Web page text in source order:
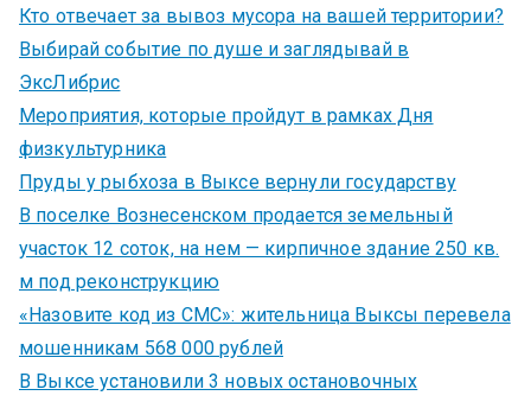
Кто отвечает за вывоз мусора на вашей территории?
Выбирай событие по душе и заглядывай в
ЭксЛибрис
Мероприятия, которые пройдут в рамках Дня
физкультурника
Пруды у рыбхоза в Выксе вернули государству
В поселке Вознесенском продается земельный
участок 12 соток, на нем — кирпичное здание 250 кв.
м под реконструкцию
«Назовите код из СМС»: жительница Выксы перевела
мошенникам 568 000 рублей
В Выксе установили 3 новых остановочных